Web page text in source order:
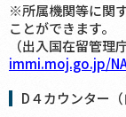
※所属機関等に関
ことができます。
（出入国在留管理
immi.moj.go.jp/
D４カウンター（